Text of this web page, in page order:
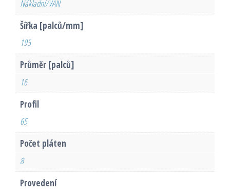
Nákladní/VAN
Šířka [palců/mm]
195
Průměr [palců]
16
Profil
65
Počet pláten
8
Provedení